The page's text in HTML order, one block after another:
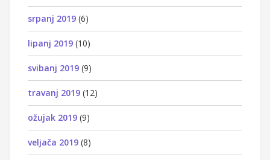
srpanj 2019 (6)
lipanj 2019 (10)
svibanj 2019 (9)
travanj 2019 (12)
ožujak 2019 (9)
veljača 2019 (8)